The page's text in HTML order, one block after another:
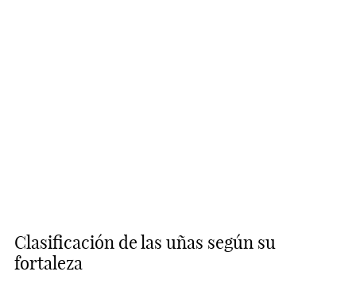
Clasificación de las uñas según su
fortaleza